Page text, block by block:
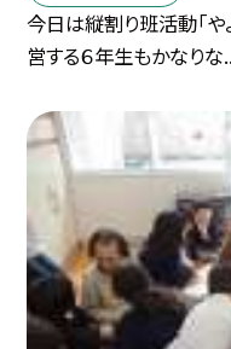
今日は縦割り班活動「や
営する６年生もかなりな